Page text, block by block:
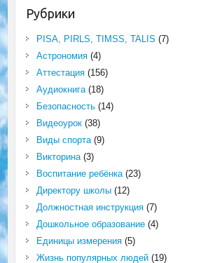
Рубрики
PISA, PIRLS, TIMSS, TALIS (7)
Астрономия(4)
Аттестация(156)
Аудиокнига(18)
Безопасность(14)
Видеоурок(38)
Виды спорта(9)
Викторина(3)
Воспитание ребёнка(23)
Директору школы(12)
Должностная инструкция(7)
Дошкольное образование(4)
Единицы измерения(5)
Жизнь популярных людей(19)